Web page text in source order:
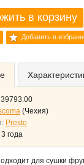
в корзину
Добавить в
(Чехия)
Presto
3 года
для сушки